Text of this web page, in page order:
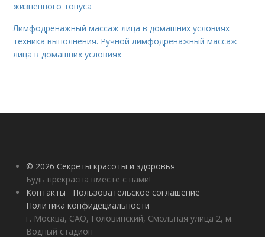
жизненного тонуса
Лимфодренажный массаж лица в домашних условиях
техника выполнения. Ручной лимфодренажный массаж
лица в домашних условиях
© 2026 Секреты красоты и здоровья
Будь прекрасна вместе с нами!
Контакты
Пользовательское соглашение
Политика конфидециальности
г. Москва, САО, Головинский, Смольная улица 2, м.
Водный стадион